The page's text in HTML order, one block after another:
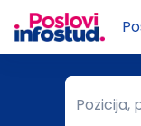
Pozicija,
Pozicija,